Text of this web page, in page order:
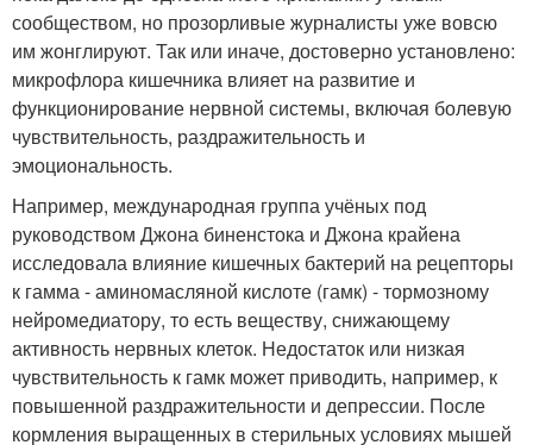
сообществом, но прозорливые журналисты уже вовсю
им жонглируют. Так или иначе, достоверно установлено:
микрофлора кишечника влияет на развитие и
функционирование нервной системы, включая болевую
чувствительность, раздражительность и
эмоциональность.
Например, международная группа учёных под
руководством Джона биненстока и Джона крайена
исследовала влияние кишечных бактерий на рецепторы
к гамма - аминомасляной кислоте (гамк) - тормозному
нейромедиатору, то есть веществу, снижающему
активность нервных клеток. Недостаток или низкая
чувствительность к гамк может приводить, например, к
повышенной раздражительности и депрессии. После
кормления выращенных в стерильных условиях мышей